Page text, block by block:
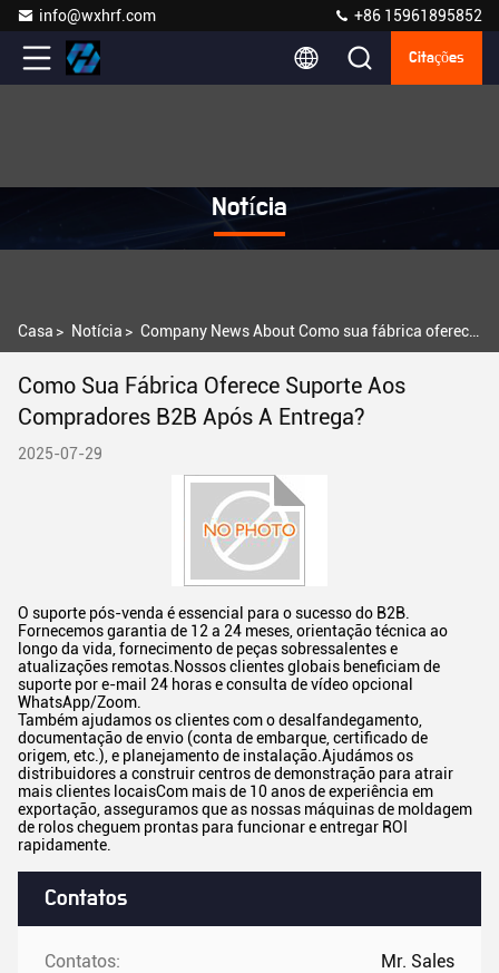
info@wxhrf.com +86 15961895852
Citações
Notícia
Casa > Notícia >
Contatos
Contatos: Mr. Sales
Como Sua Fábrica Oferece Suporte Aos
Compradores B2B Após A Entrega?
2025-07-29
O suporte pós-venda é essencial para o sucesso do B2B.
Fornecemos garantia de 12 a 24 meses, orientação técnica ao
longo da vida, fornecimento de peças sobressalentes e
atualizações remotas.Nossos clientes globais beneficiam de
suporte por e-mail 24 horas e consulta de vídeo opcional
WhatsApp/Zoom.
Também ajudamos os clientes com o desalfandegamento,
documentação de envio (conta de embarque, certificado de
origem, etc.), e planejamento de instalação.Ajudámos os
distribuidores a construir centros de demonstração para atrair
mais clientes locaisCom mais de 10 anos de experiência em
exportação, asseguramos que as nossas máquinas de moldagem
de rolos cheguem prontas para funcionar e entregar ROI
rapidamente.